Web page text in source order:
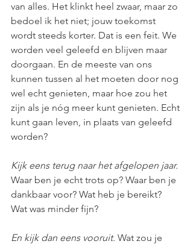
van alles. Het klinkt heel zwaar, maar zo
bedoel ik het niet; jouw toekomst
wordt steeds korter. Dat is een feit. We
worden veel geleefd en blijven maar
doorgaan. En de meeste van ons
kunnen tussen al het moeten door nog
wel echt genieten, maar hoe zou het
zijn als je nóg meer kunt genieten. Echt
kunt gaan leven, in plaats van geleefd
worden?
Kijk eens terug naar het afgelopen jaar.
Waar ben je echt trots op? Waar ben je
dankbaar voor? Wat heb je bereikt?
Wat was minder fijn?
En kijk dan eens vooruit. Wat zou je